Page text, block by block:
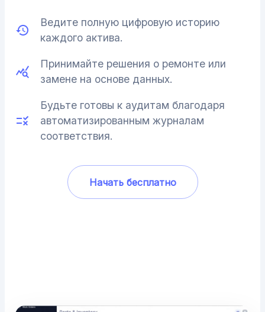
Ведите полную цифровую историю
каждого актива.
Принимайте решения о ремонте или
замене на основе данных.
Будьте готовы к аудитам благодаря
автоматизированным журналам
соответствия.
Начать бесплатно